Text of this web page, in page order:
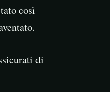
così
di